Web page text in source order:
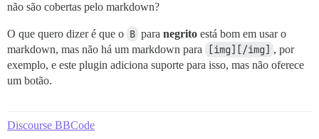
não são cobertas pelo markdown?
O que quero dizer é que o B para negrito está bom em usar o
markdown, mas não há um markdown para
[img][/img] , por
exemplo, e este plugin adiciona suporte para isso, mas não oferece
um botão.
Discourse BBCode